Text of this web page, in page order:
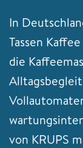
In
Tassen
die
von KRUPS